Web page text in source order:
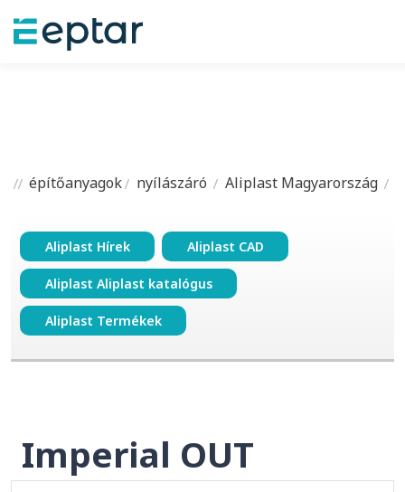
építőanyagok nyílászáró Aliplast Magyarország
Aliplast Hírek Aliplast CAD
Aliplast Aliplast katalógus
Aliplast Termékek
Imperial OUT